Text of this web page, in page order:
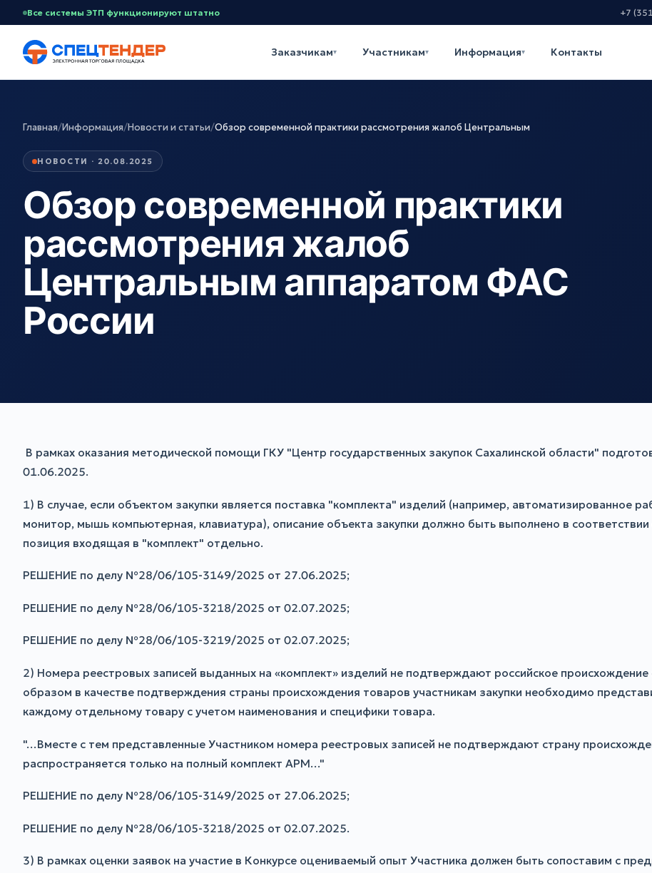
Все системы ЭТП функционируют штатно +7
Заказчикам▾ Участникам▾ Информация▾ Контакты
Главная/Информация/Новости и статьи/Обзор современной практики рассмотрения жалоб Центральным
НОВОСТИ · 20.08.2025
Обзор современной практики
рассмотрения жалоб
Центральным аппаратом ФАС
России
В рамках оказания методической помощи ГКУ "Центр государственных закупок Сахалинской области"
01.06.2025.
1) В случае, если объектом закупки является поставка "комплекта" изделий (например, автоматизированное
монитор, мышь компьютерная, клавиатура), описание объекта закупки должно быть выполнено в
позиция входящая в "комплект" отдельно.
РЕШЕНИЕ по делу №28/06/105-3149/2025 от 27.06.2025;
РЕШЕНИЕ по делу №28/06/105-3218/2025 от 02.07.2025;
РЕШЕНИЕ по делу №28/06/105-3219/2025 от 02.07.2025;
2) Номера реестровых записей выданных на «комплект» изделий не подтверждают российское
образом в качестве подтверждения страны происхождения товаров участникам закупки необходимо
каждому отдельному товару с учетом наименования и специфики товара.
"…Вместе с тем представленные Участником номера реестровых записей не подтверждают страну
распространяется только на полный комплект АРМ…"
РЕШЕНИЕ по делу №28/06/105-3149/2025 от 27.06.2025;
РЕШЕНИЕ по делу №28/06/105-3218/2025 от 02.07.2025.
3) В рамках оценки заявок на участие в Конкурсе оцениваемый опыт Участника должен быть сопоставим с